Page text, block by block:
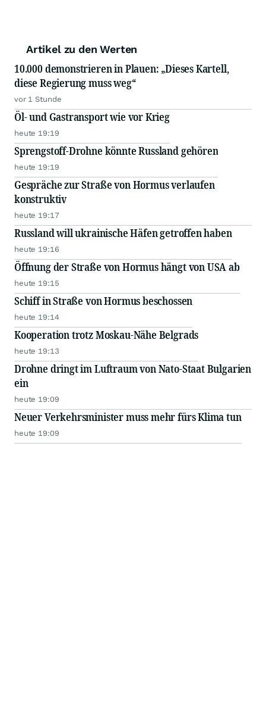
Artikel zu den Werten
10.000 demonstrieren in Plauen: „Dieses Kartell,
diese Regierung muss weg“
vor 1 Stunde
Öl- und Gastransport wie vor Krieg
heute 19:19
Sprengstoff-Drohne könnte Russland gehören
heute 19:19
Gespräche zur Straße von Hormus verlaufen
konstruktiv
heute 19:17
Russland will ukrainische Häfen getroffen haben
heute 19:16
Öffnung der Straße von Hormus hängt von USA ab
heute 19:15
Schiff in Straße von Hormus beschossen
heute 19:14
Kooperation trotz Moskau-Nähe Belgrads
heute 19:13
Drohne dringt im Luftraum von Nato-Staat Bulgarien
ein
heute 19:09
Neuer Verkehrsminister muss mehr fürs Klima tun
heute 19:09